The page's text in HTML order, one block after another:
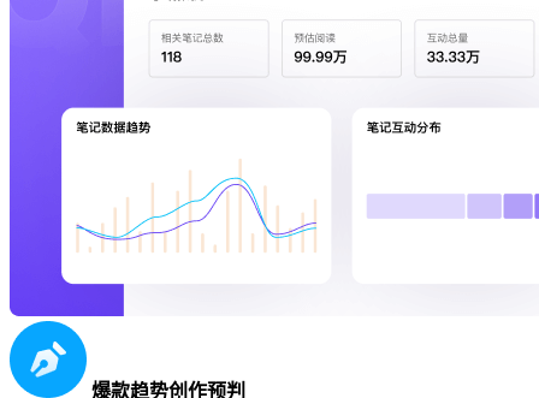
爆款趋势创作预判